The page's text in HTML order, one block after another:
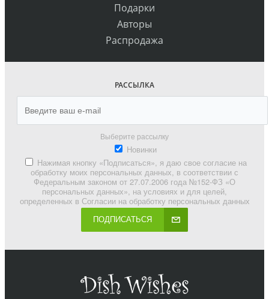
Подарки
Авторы
Распродажа
РАССЫЛКА
Выберите рассылку
Новинки
Нажимая кнопку «Подписаться», я даю свое согласие на
обработку моих персональных данных, в соответствии с
Федеральным законом от 27.07.2006 года №152-ФЗ «О
персональных данных», на условиях и для целей,
определенных в Согласии на обработку персональных данных
ПОДПИСАТЬСЯ